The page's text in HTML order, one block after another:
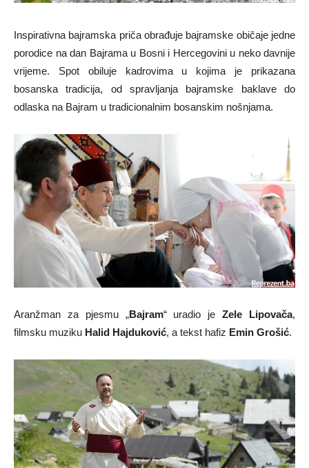
Inspirativna bajramska priča obrađuje bajramske običaje jedne
porodice na dan Bajrama u Bosni i Hercegovini u neko davnije
vrijeme. Spot obiluje kadrovima u kojima je prikazana
bosanska tradicija, od spravljanja bajramske baklave do
odlaska na Bajram u tradicionalnim bosanskim nošnjama.
Aranžman za pjesmu „Bajram“ uradio jeZele Lipovača,
filmsku muziku Halid Hajduković, a tekst hafiz Emin Grošić.